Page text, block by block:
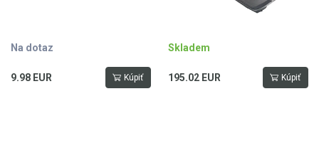
Na dotaz
9.98 EUR Kúpiť
Skladem
195.02 EUR Kúpiť